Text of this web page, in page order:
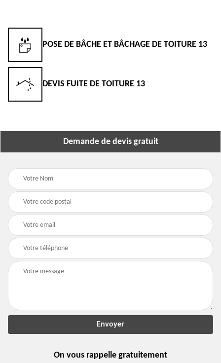
POSE DE BÂCHE ET BÂCHAGE DE TOITURE 13
DEVIS FUITE DE TOITURE 13
Demande de devis gratuit
On vous rappelle gratuitement